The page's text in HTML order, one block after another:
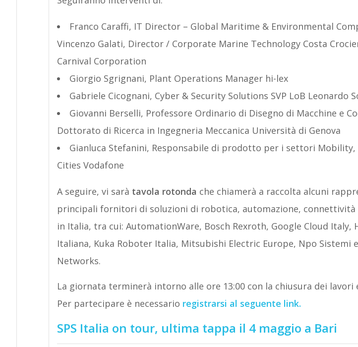
Franco Caraffi, IT Director – Global Maritime & Environmental
Vincenzo Galati, Director / Corporate Marine Technology Costa
Carnival Corporation
Giorgio Sgrignani, Plant Operations Manager hi-lex
Gabriele Cicognani, Cyber & Security Solutions SVP LoB Leonardo
Giovanni Berselli, Professore Ordinario di Disegno di Macchine e
Dottorato di Ricerca in Ingegneria Meccanica Università di Genova
Gianluca Stefanini, Responsabile di prodotto per i settori Mobility,
Cities Vodafone
A seguire, vi sarà tavola rotonda che chiamerà a raccolta alcuni
principali fornitori di soluzioni di robotica, automazione, connettività
in Italia, tra cui: AutomationWare, Bosch Rexroth, Google Cloud Italy,
Italiana, Kuka Roboter Italia, Mitsubishi Electric Europe, Npo Sistemi
Networks.
La giornata terminerà intorno alle ore 13:00 con la chiusura dei lavori
Per partecipare è necessario registrarsi al seguente link.
SPS Italia on tour, ultima tappa il 4 maggio a Bari